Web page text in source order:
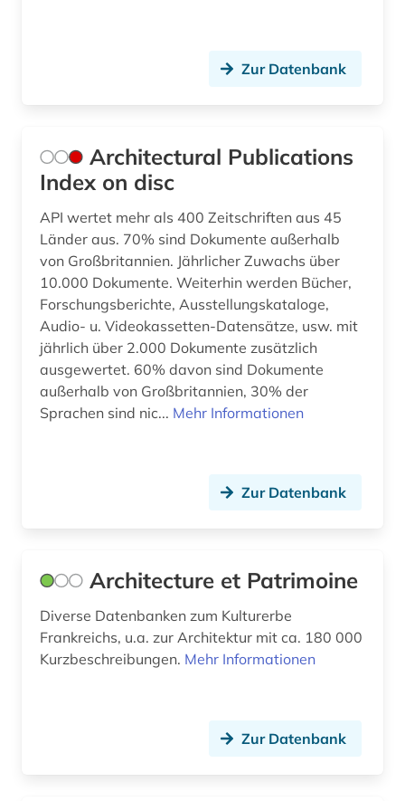
europa (3)
europäische technische zulassung (eta) (1)
explosionen (1)
fachportal (2)
fachregelwerk (1)
fachzeitschrift (1)
facility management (1)
fernerkundung (1)
Zur Datenbank
Architectural Publications
Index on disc
API wertet mehr als 400 Zeitschriften aus 45
Länder aus. 70% sind Dokumente außerhalb
von Großbritannien. Jährlicher Zuwachs über
10.000 Dokumente. Weiterhin werden Bücher,
Forschungsberichte, Ausstellungskataloge,
Audio- u. Videokassetten-Datensätze, usw. mit
jährlich über 2.000 Dokumente zusätzlich
ausgewertet. 60% davon sind Dokumente
außerhalb von Großbritannien, 30% der
Sprachen sind nic... Mehr Informationen
Zur Datenbank
Architecture et Patrimoine
Diverse Datenbanken zum Kulturerbe
Frankreichs, u.a. zur Architektur mit ca. 180 000
Kurzbeschreibungen. Mehr Informationen
Zur Datenbank